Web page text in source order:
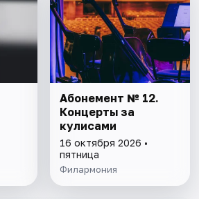
Абонемент № 12.
Концерты за
кулисами
16 октября 2026 •
пятница
Филармония